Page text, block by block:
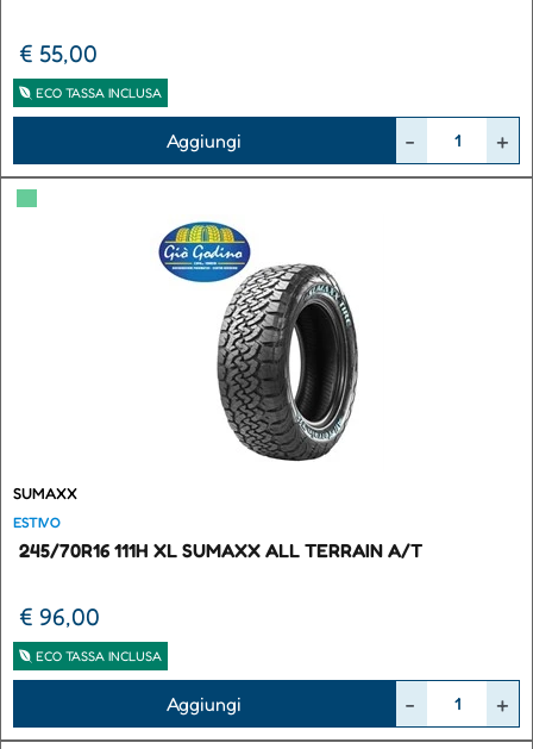
€ 55,00
ECO TASSA INCLUSA
Aggiungi
▀
SUMAXX
ESTIVO
245/70R16 111H XL SUMAXX ALL TERRAIN A/T
€ 96,00
ECO TASSA INCLUSA
Aggiungi